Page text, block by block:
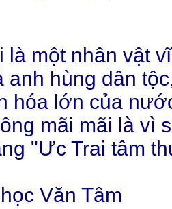
là một nhân vật
anh hùng dân
hóa lớn của
mãi mãi là vì
"Ưc Trai tâm
Văn Tâm